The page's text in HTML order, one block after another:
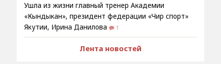
Ушла из жизни главный тренер Академии
«Кындыкан», президент федерации «Чир спорт»
Якутии, Ирина Данилова
1
Лента новостей